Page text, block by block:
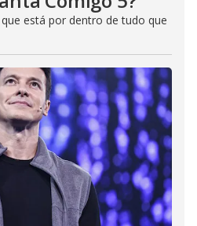
está por dentro de tudo que